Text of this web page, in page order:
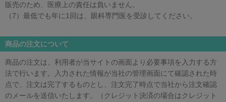
販売のため、医療上の責任は負いません。
（7）最低でも年に1回は、眼科専門医を受診してください。
商品の注文について
商品の注文は、利用者が当サイトの画面より必要事項を入力する方
法で行います。入力された情報が当社の管理画面にて確認された時
点で、注文は完了するものとし、注文完了時点で当社から注文確認
のメールを送信いたします。（クレジット決済の場合はクレジット